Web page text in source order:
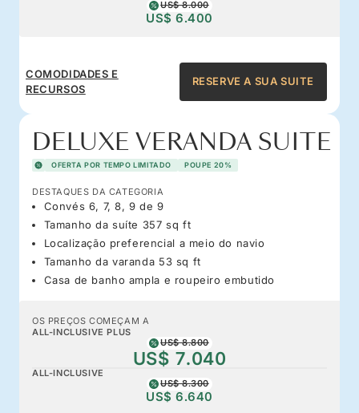
US$ 8.000
US$ 6.400
COMODIDADES E
RECURSOS
RESERVE A SUA SUITE
DELUXE VERANDA SUITE
OFERTA POR TEMPO LIMITADO POUPE 20%
DESTAQUES DA CATEGORIA
Convés 6, 7, 8, 9 de 9
Tamanho da suíte 357 sq ft
Localização preferencial a meio do navio
Tamanho da varanda 53 sq ft
Casa de banho ampla e roupeiro embutido
OS PREÇOS COMEÇAM A
ALL-INCLUSIVE PLUS
US$ 8.800
US$ 7.040
ALL-INCLUSIVE
US$ 8.300
US$ 6.640